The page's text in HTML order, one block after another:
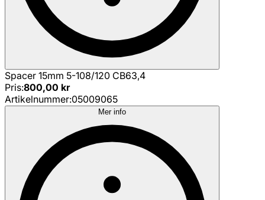
Spacer 15mm 5-108/120 CB63,4
Pris:800,00 kr
Artikelnummer:05009065
Mer info